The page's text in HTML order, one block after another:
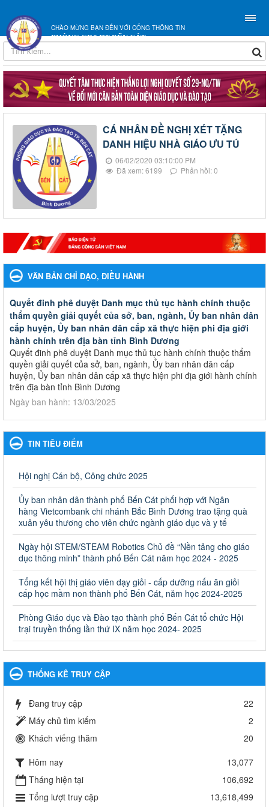
CHÀO MỪNG BẠN ĐẾN VỚI CỔNG THÔNG TIN
PHÒNG GD&ĐT BẾN CÁT
CÁ NHÂN ĐỀ NGHỊ XÉT TẶNG
DANH HIỆU NHÀ GIÁO ƯU TÚ
06/02/2020 03:10:00 PM
Đã xem: 6199
Phản hồi: 0
VĂN BẢN CHỈ ĐẠO, ĐIỀU HÀNH
Quyết đinh phê duyệt Danh mục thủ tục hành chính thuộc
thẩm quyền giải quyết của sở, ban, ngành, Ủy ban nhân dân
cấp huyện, Ủy ban nhân dân cấp xã thực hiện phi địa giới
hành chính trên địa bàn tỉnh Bình Dương
Quyết đinh phê duyệt Danh mục thủ tục hành chính thuộc thẩm
quyền giải quyết của sở, ban, ngành, Ủy ban nhân dân cấp
huyện, Ủy ban nhân dân cấp xã thực hiện phi địa giới hành chính
trên địa bàn tỉnh Bình Dương
Ngày ban hành: 13/03/2025
Kế hoạch Phổ biến, giáo dục pháp luật năm 2025 của ngành
Giáo dục và Đào tạo thành phố Bến Cát
Kế hoạch Phổ biến, giáo dục pháp luật năm 2025 của ngành
Ngày ban hành: 28/02/2025
Quyết định công bố thủ tục hành chính bị bãi bỏ trong lĩnh
vực giáo dục đào tạo thuộc hệ giáo dục quốc dân và cơ sở
giáo dục khác thuộc thẩm quyền giải quyết của Sở Giáo dục
và Đào tạo, Ủy ban nhân dân cấp huyện
Quyết định công bố thủ tục hành chính bị bãi bỏ trong lĩnh vực
giáo dục đào tạo thuộc hệ giáo dục quốc dân và cơ sở giáo dục
khác thuộc thẩm quyền giải quyết của Sở Giáo dục và Đào tạo,
Ủy ban nhân dân cấp huyện
Ngày ban hành: 30/09/2024
Hướng dẫn thực hiện nhiệm vụ giáo dục tiểu học năm học
2024-2025
Hướng dẫn thực hiện nhiệm vụ giáo dục tiểu học năm học 2024-
2025
Ngày ban hành: 26/09/2024
Tổ chức các hoạt động hè cho học sinh năm 2024
Ngày ban hành: 24/05/2024
Tổ chức phong trào trồng cây xanh trong ngành Giáo dục
Tổ chức phong trào trồng cây xanh trong ngành Giáo dục và Đào
tạo năm 2024
Ngày ban hành: 16/05/2024
TIN TIÊU ĐIỂM
Hội nghị Cán bộ, Công chức 2025
Ủy ban nhân dân thành phố Bến Cát phối hợp với Ngân
hàng Vietcombank chi nhánh Bắc Bình Dương trao tặng quà
xuân yêu thương cho viên chức ngành giáo dục và y tế
Ngày hội STEM/STEAM Robotics Chủ đề “Nền tảng cho giáo
dục thông minh” thành phố Bến Cát năm học 2024 - 2025
Tổng kết hội thị giáo viên dạy giỏi - cấp dưỡng nấu ăn giỏi
cấp học mầm non thành phố Bến Cát, năm học 2024-2025
Phòng Giáo dục và Đào tạo thành phố Bến Cát tổ chức Hội
trại truyền thống lần thứ IX năm học 2024- 2025
THỐNG KÊ TRUY CẬP
Đang truy cập
22
Máy chủ tìm kiếm
2
Khách viếng thăm
20
Hôm nay
13,077
Tháng hiện tại
106,692
Tổng lượt truy cập
13,618,499